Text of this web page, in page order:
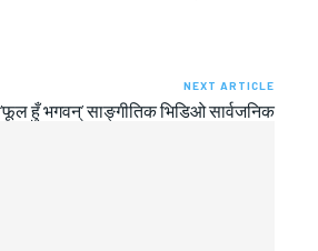
NEXT ARTICLE
‘फूल हुँ भगवन्’ साङ्गीतिक भिडिओ सार्वजनिक